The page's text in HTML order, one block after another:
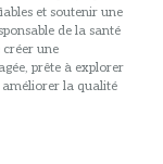
et soutenir une
de la santé
une
prête à explorer
améliorer la qualité